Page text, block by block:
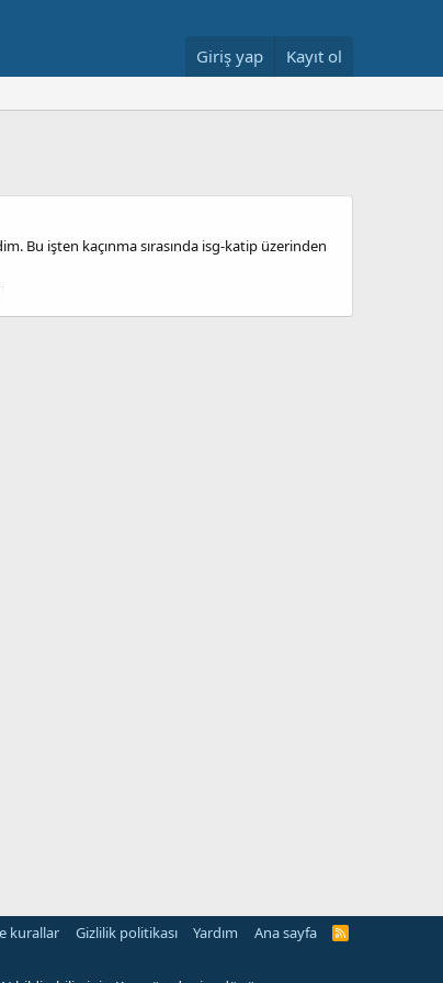
Giriş yap Kayıt ol
Bu işten kaçınma sırasında isg-katip üzerinden
kurallar Gizlilik politikası Yardım Ana sayfa
R